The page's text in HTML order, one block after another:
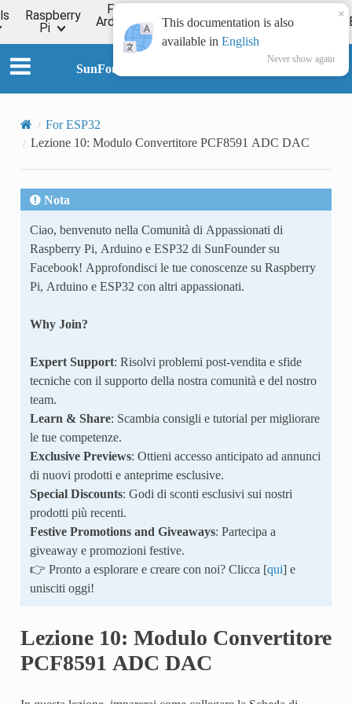
Raspberry
Pi
For
Arduino
ESP32
Online
Tutorial
Forum
SunFounder Universal Maker Sensor Kit
For ESP32
Lezione 10: Modulo Convertitore PCF8591 ADC DAC
Nota
Ciao, benvenuto nella Comunità di Appassionati di
Raspberry Pi, Arduino e ESP32 di SunFounder su
Facebook! Approfondisci le tue conoscenze su Raspberry
Pi, Arduino e ESP32 con altri appassionati.
Why Join?
Expert Support: Risolvi problemi post-vendita e sfide
tecniche con il supporto della nostra comunità e del nostro
team.
Learn & Share: Scambia consigli e tutorial per migliorare
le tue competenze.
Exclusive Previews: Ottieni accesso anticipato ad annunci
di nuovi prodotti e anteprime esclusive.
Special Discounts: Godi di sconti esclusivi sui nostri
prodotti più recenti.
Festive Promotions and Giveaways: Partecipa a
giveaway e promozioni festive.
👉 Pronto a esplorare e creare con noi? Clicca [qui] e
unisciti oggi!
Lezione 10: Modulo Convertitore
PCF8591 ADC DAC
This documentation is also
available in English
Never show again
×